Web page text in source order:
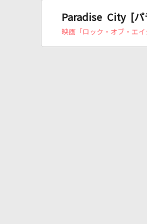
Paradise City [パ
映画「ロック・オブ・エ